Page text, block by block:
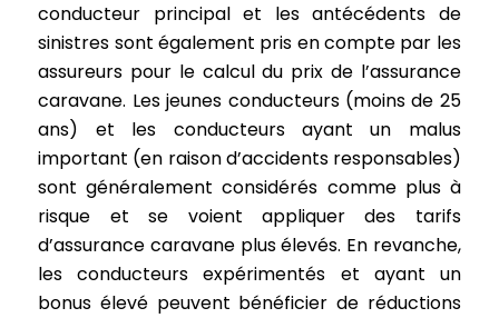
conducteur principal et les antécédents de
sinistres sont également pris en compte par les
assureurs pour le calcul du prix de l’assurance
caravane. Les jeunes conducteurs (moins de 25
ans) et les conducteurs ayant un malus
important (en raison d’accidents responsables)
sont généralement considérés comme plus à
risque et se voient appliquer des tarifs
d’assurance caravane plus élevés. En revanche,
les conducteurs expérimentés et ayant un
bonus élevé peuvent bénéficier de réductions